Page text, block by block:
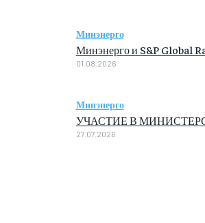
Минэнерго
Минэнерго и S&P Global
01.08.2026
Минэнерго
УЧАСТИЕ В
27.07.2026